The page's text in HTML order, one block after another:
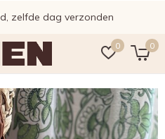
0 0
zelfde dag verzonden